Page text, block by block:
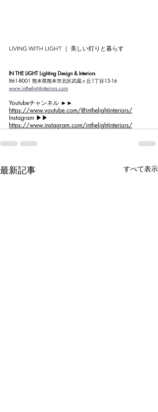
LIVING WITH LIGHT ｜ 美しい灯りと暮らす
IN THE LIGHT Lighting Design & Interiors
861-8001 熊本県熊本市北区武蔵ヶ丘1丁目15-16
www.inthelightinteriors.com
Youtubeチャンネル ►►
https://www.youtube.com/@inthelightinteriors/
Instagram ▶︎▶︎
https://www.instagram.com/inthelightinteriors/
最新記事 すべて表示